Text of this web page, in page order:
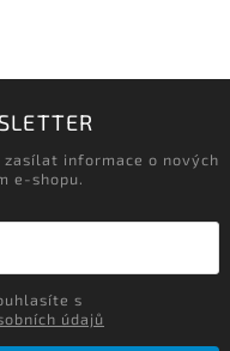
informace o nových
e-shopu.
údajů